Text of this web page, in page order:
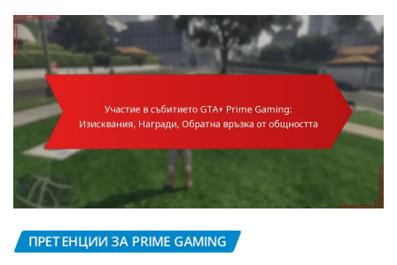
ПРЕТЕНЦИИ ЗА PRIME GAMING